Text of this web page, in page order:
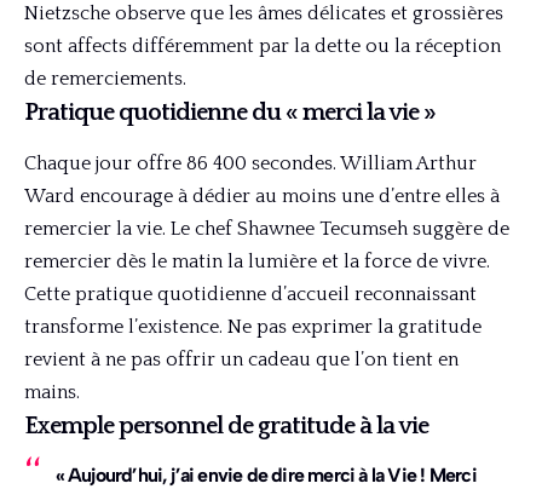
Nietzsche observe que les âmes délicates et grossières
sont affects différemment par la dette ou la réception
de remerciements.
Pratique quotidienne du « merci la vie »
Chaque jour offre 86 400 secondes. William Arthur
Ward encourage à dédier au moins une d’entre elles à
remercier la vie. Le chef Shawnee Tecumseh suggère de
remercier dès le matin la lumière et la force de vivre.
Cette pratique quotidienne d’accueil reconnaissant
transforme l’existence. Ne pas exprimer la gratitude
revient à ne pas offrir un cadeau que l’on tient en
mains.
Exemple personnel de gratitude à la vie
« Aujourd’hui, j’ai envie de dire merci à la Vie ! Merci